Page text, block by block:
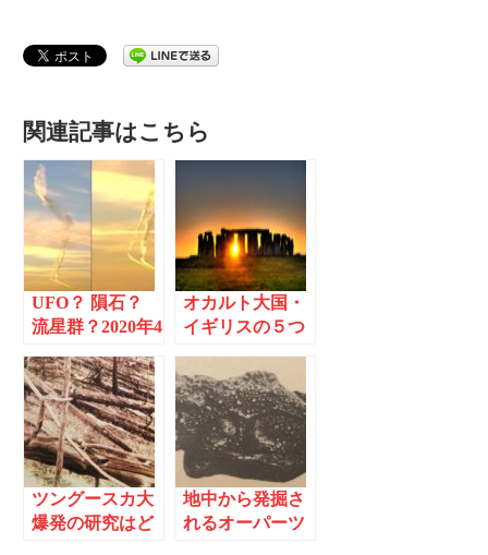
関連記事はこちら
UFO？ 隕石？
流星群？2020年4
火球の目撃例が
相次ぐ
オカルト大国・
イギリスの５つ
ツングースカ大
爆発の研究はど
地中から発掘さ
れるオーパーツ